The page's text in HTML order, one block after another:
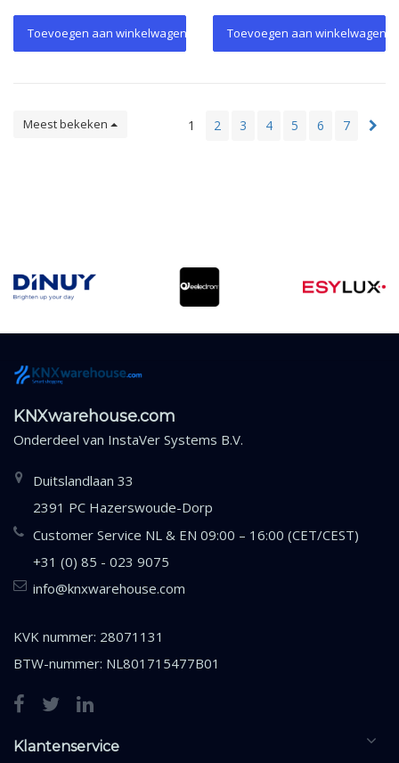
Toevoegen aan winkelwagen Toevoegen aan winkelwagen
Meest bekeken 1 2 3 4 5 6 7
KNXwarehouse.com
Onderdeel van InstaVer Systems B.V.
Duitslandlaan 33
2391 PC Hazerswoude-Dorp
Customer Service NL & EN 09:00 – 16:00 (CET/CEST)
+31 (0) 85 - 023 9075
info@knxwarehouse.com
KVK nummer: 28071131
BTW-nummer: NL801715477B01
Klantenservice